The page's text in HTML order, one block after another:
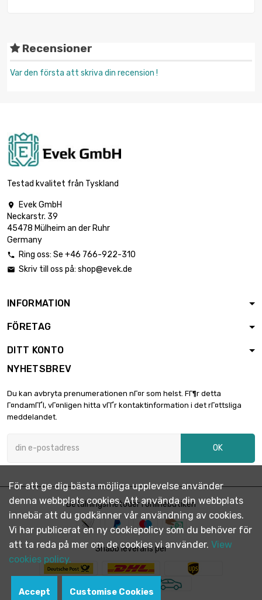
Recensioner
Var den första att skriva din recension !
Testad kvalitet från Tyskland

Evek GmbH
Neckarstr. 39
45478 Mülheim an der Ruhr
Germany
 Ring oss: Se +46 766-922-310
 Skriv till oss på: shop@evek.de
INFORMATION
FÖRETAG
DITT KONTO
NYHETSBREV
Du kan avbryta prenumerationen nГ¤r som helst. FГ¶r detta
Г¤ndamГҐl, vГ¤nligen hitta vГҐr kontaktinformation i det rГ¤ttsliga
meddelandet.
OK
Betalningsmetoder i onlinebutiken
Snabb leverans per
För att ge dig bästa möjliga upplevelse använder
denna webbplats cookies. Att använda din webbplats
innebär att du godkänner vår användning av cookies.
Vi har publicerat en ny cookiepolicy som du behöver för
att ta reda på mer om de cookies vi använder. View
cookies policy.
Accept Customise Cookies